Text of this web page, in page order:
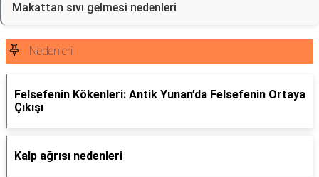
Makattan sıvı gelmesi nedenleri
Nedenleri
Felsefenin Kökenleri: Antik Yunan’da Felsefenin Ortaya
Çıkışı
Kalp ağrısı nedenleri